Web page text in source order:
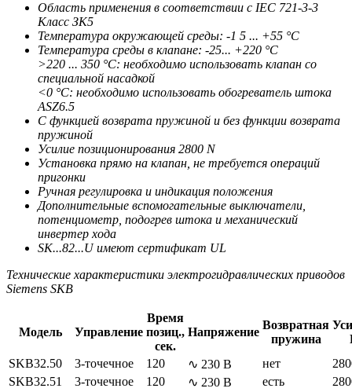
Область применения в соответствии с IEC 721-3-3
Класс ЗК5
Температура окружающей среды: -1 5 ... +55 °С
Температура среды в клапане: -25... +220 °С
>220 ... 350 °С: необходимо использовать клапан со
специальной насадкой
<0 °С: необходимо использовать обогреватель штока
ASZ6.5
С функцией возврата пружиной и без функции возврата
пружиной
Усилие позиционирования 2800 N
Установка прямо на клапан, не требуется операций
пригонки
Ручная регулировка и индикация положения
Дополнительные вспомогательные выключатели,
потенциометр, подогрев штока и механический
инвертер хода
SK...82...U имеют сертификат UL
Технические характеристики электрогидравлических приводов
Siemens SKB
Модель Управление
Время
позиц.,
сек.
Напряжение
Возвратная
пружина
SKB32.50
3-точечное 120 ∿ 230 В нет
SKB32.51
3-точечное 120 ∿ 230 В есть